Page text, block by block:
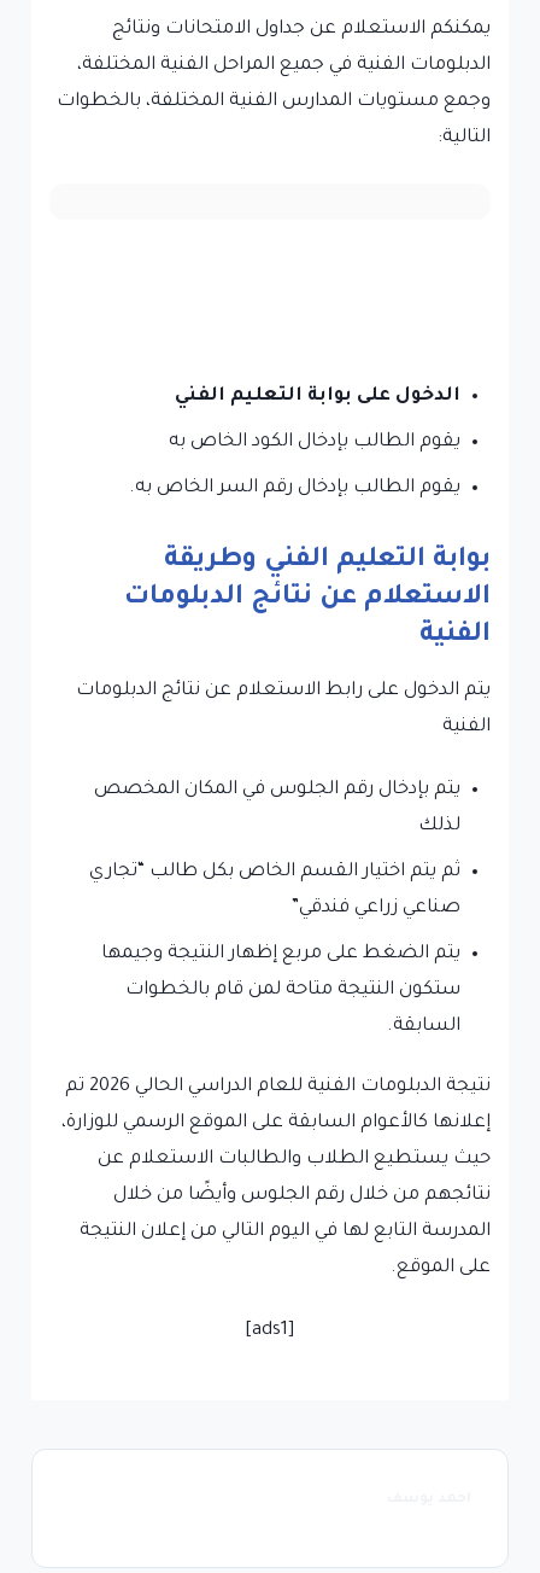
يمكنكم الاستعلام عن جداول الامتحانات ونتائج
الدبلومات الفنية في جميع المراحل الفنية المختلفة،
وجمع مستويات المدارس الفنية المختلفة، بالخطوات
التالية:
الدخول على بوابة التعليم الفني
يقوم الطالب بإدخال الكود الخاص به
يقوم الطالب بإدخال رقم السر الخاص به.
بوابة التعليم الفني وطريقة
الاستعلام عن نتائج الدبلومات
الفنية
يتم الدخول على رابط الاستعلام عن نتائج الدبلومات
الفنية
يتم بإدخال رقم الجلوس في المكان المخصص
لذلك
ثم يتم اختيار القسم الخاص بكل طالب “تجاري
صناعي زراعي فندقي”
يتم الضغط على مربع إظهار النتيجة وجيمها
ستكون النتيجة متاحة لمن قام بالخطوات
السابقة.
نتيجة الدبلومات الفنية للعام الدراسي الحالي 2026 تم
إعلانها كالأعوام السابقة على الموقع الرسمي للوزارة،
حيث يستطيع الطلاب والطالبات الاستعلام عن
نتائجهم من خلال رقم الجلوس وأيضًا من خلال
المدرسة التابع لها في اليوم التالي من إعلان النتيجة
على الموقع.
[ads1]